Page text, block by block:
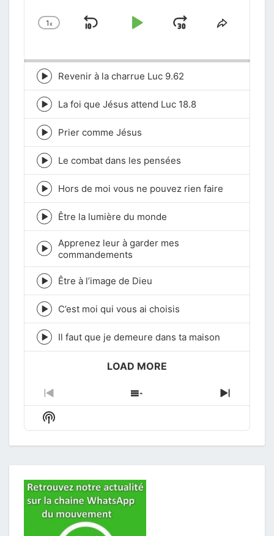
Change
1x
Skip
Play
JumpShare
Episode
play
icon
Revenir à la charrue Luc 9.62
Episode
play
icon
La foi que Jésus attend Luc 18.8
Episode
play
icon
Prier comme Jésus
Episode
play
icon
Le combat dans les pensées
Episode
play
icon
Hors de moi vous ne pouvez rien faire
Episode
play
icon
Être la lumière du monde
Episode
play
icon
Apprenez leur à garder mes
commandements
Episode
play
icon
Être à l’image de Dieu
Episode
play
icon
C’est moi qui vous ai choisis
Episode
play
Il faut que je demeure dans ta maison
LOAD MORE
Previous
Episode
Show
Episodes
Next
Episode
Show
Podcast